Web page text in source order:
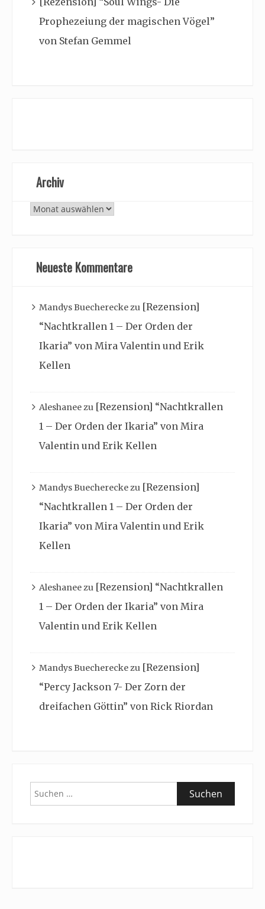
Prophezeiung der magischen Vögel”
von Stefan Gemmel
Archiv
Archiv
Neueste Kommentare
Mandys Buechereckezu [Rezension]
“Nachtkrallen 1 – Der Orden der
Ikaria” von Mira Valentin und Erik
Kellen
Aleshaneezu [Rezension] “Nachtkrallen
1 – Der Orden der Ikaria” von Mira
Valentin und Erik Kellen
Mandys Buechereckezu [Rezension]
“Nachtkrallen 1 – Der Orden der
Ikaria” von Mira Valentin und Erik
Kellen
Aleshaneezu [Rezension] “Nachtkrallen
1 – Der Orden der Ikaria” von Mira
Valentin und Erik Kellen
Mandys Buechereckezu [Rezension]
“Percy Jackson 7- Der Zorn der
dreifachen Göttin” von Rick Riordan
Suchen
nach: